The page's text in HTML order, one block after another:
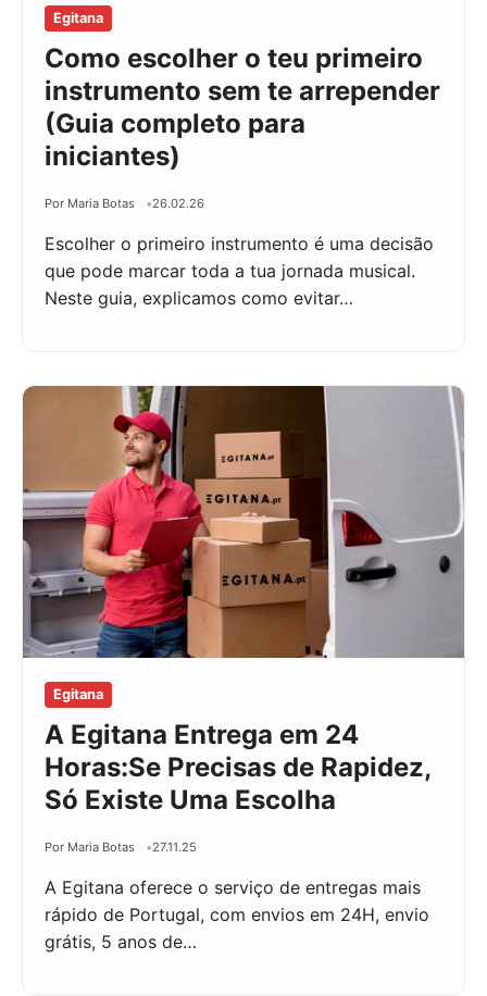
Egitana
Como escolher o teu primeiro
instrumento sem te arrepender
(Guia completo para
iniciantes)
Por Maria Botas 26.02.26
Escolher o primeiro instrumento é uma decisão
que pode marcar toda a tua jornada musical.
Neste guia, explicamos como evitar…
Egitana
A Egitana Entrega em 24
Horas:Se Precisas de Rapidez,
Só Existe Uma Escolha
Por Maria Botas 27.11.25
A Egitana oferece o serviço de entregas mais
rápido de Portugal, com envios em 24H, envio
grátis, 5 anos de…